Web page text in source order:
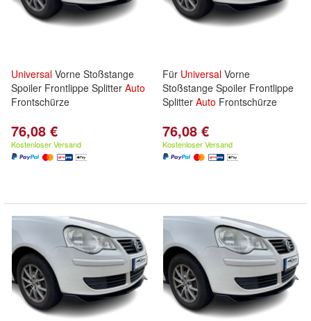
Universal Vorne Stoßstange
Spoiler Frontlippe Splitter Auto
Frontschürze
76,08 €
Kostenloser Versand
Für Universal Vorne
Stoßstange Spoiler Frontlippe
Splitter Auto Frontschürze
76,08 €
Kostenloser Versand